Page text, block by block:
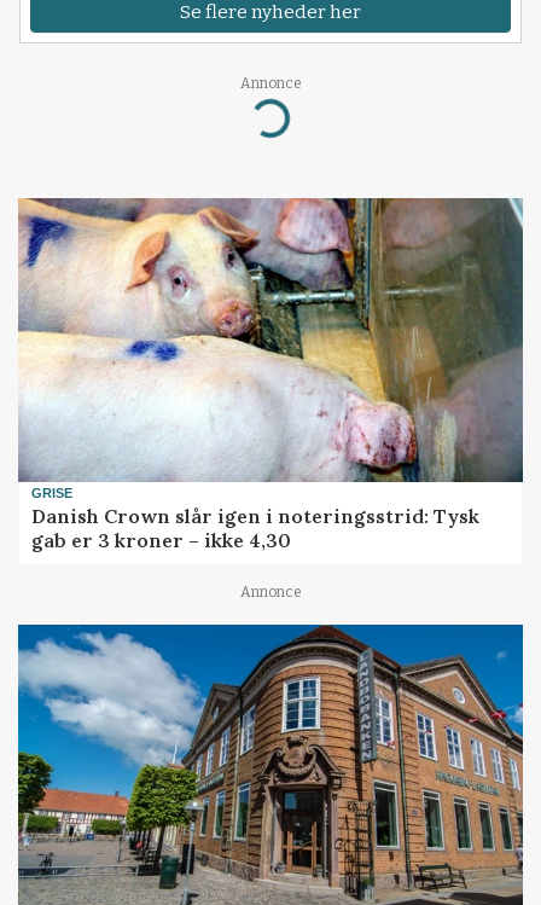
Se flere nyheder her
Annonce
Loading...
GRISE
Danish Crown slår igen i noteringsstrid: Tysk
gab er 3 kroner – ikke 4,30
Annonce